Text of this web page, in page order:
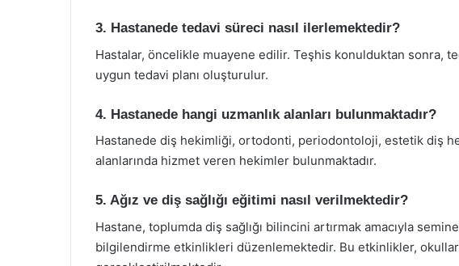
3. Hastanede tedavi süreci nasıl ilerlemektedir?
Hastalar, öncelikle muayene edilir. Teşhis konulduktan sonra,
uygun tedavi planı oluşturulur.
4. Hastanede hangi uzmanlık alanları bulunmaktadır?
Hastanede diş hekimliği, ortodonti, periodontoloji, estetik diş
alanlarında hizmet veren hekimler bulunmaktadır.
5. Ağız ve diş sağlığı eğitimi nasıl verilmektedir?
Hastane, toplumda diş sağlığı bilincini artırmak amacıyla
bilgilendirme etkinlikleri düzenlemektedir. Bu etkinlikler,